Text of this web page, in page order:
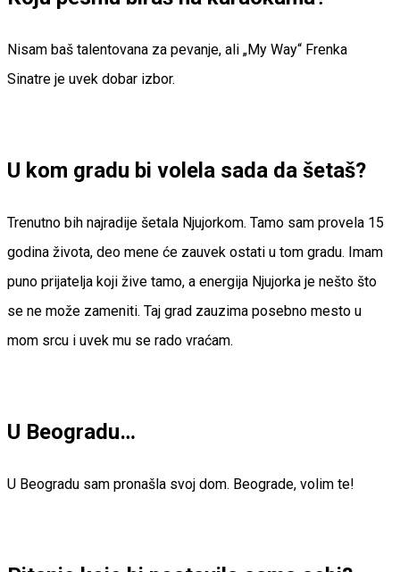
Nisam baš talentovana za pevanje, ali „My Way“ Frenka
Sinatre je uvek dobar izbor.
U kom gradu bi volela sada da šetaš?
Trenutno bih najradije šetala Njujorkom. Tamo sam provela 15
godina života, deo mene će zauvek ostati u tom gradu. Imam
puno prijatelja koji žive tamo, a energija Njujorka je nešto što
se ne može zameniti. Taj grad zauzima posebno mesto u
mom srcu i uvek mu se rado vraćam.
U Beogradu…
U Beogradu sam pronašla svoj dom. Beograde, volim te!